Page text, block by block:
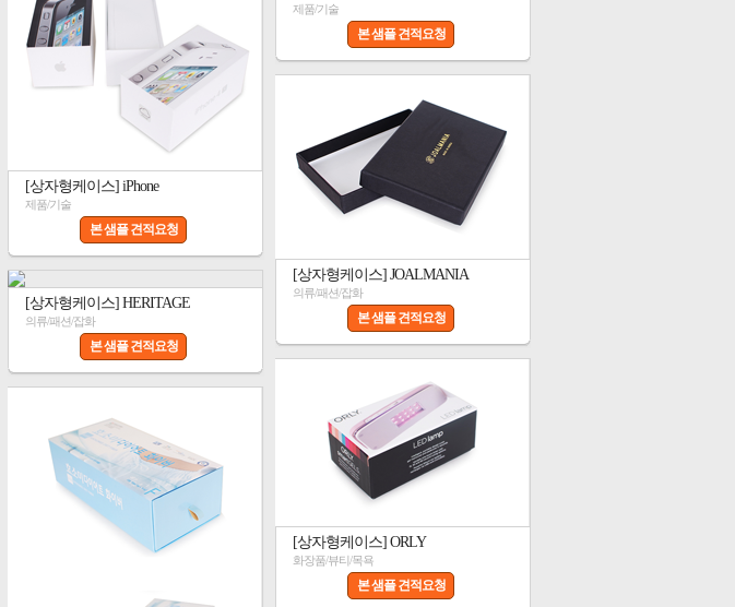
[상자형케이스] iPhone
제품/기술
본 샘플 견적요청
제품/기술
본 샘플 견적요청
[상자형케이스] JOALMANIA
의류/패션/잡화
본 샘플 견적요청
[상자형케이스] HERITAGE
의류/패션/잡화
본 샘플 견적요청
[상자형케이스] ORLY
화장품/뷰티/목욕
본 샘플 견적요청